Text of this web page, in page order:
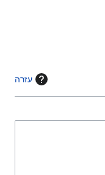
עזרה